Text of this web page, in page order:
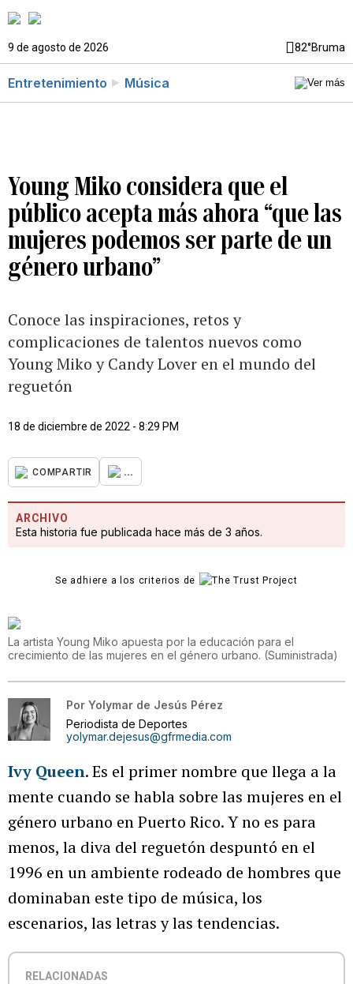
9 de agosto de 2026 82°Bruma
Entretenimiento Música
Young Miko considera que el
público acepta más ahora “que las
mujeres podemos ser parte de un
género urbano”
Conoce las inspiraciones, retos y
complicaciones de talentos nuevos como
Young Miko y Candy Lover en el mundo del
reguetón
18 de diciembre de 2022 - 8:29 PM
COMPARTIR ...
ARCHIVO
Esta historia fue publicada hace más de 3 años.
Se adhiere a los criterios de
La artista Young Miko apuesta por la educación para el
crecimiento de las mujeres en el género urbano. (Suministrada)
Por Yolymar de Jesús Pérez
Periodista de Deportes
yolymar.dejesus@gfrmedia.com
Ivy Queen. Es el primer nombre que llega a la
mente cuando se habla sobre las mujeres en el
género urbano en Puerto Rico. Y no es para
menos, la diva del reguetón despuntó en el
1996 en un ambiente rodeado de hombres que
dominaban este tipo de música, los
escenarios, las letras y las tendencias.
RELACIONADAS